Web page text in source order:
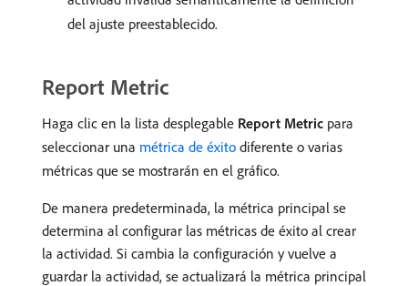
del ajuste preestablecido.
Report Metric
Haga clic en la lista desplegable Report Metric para
seleccionar una métrica de éxito diferente o varias
métricas que se mostrarán en el gráfico.
De manera predeterminada, la métrica principal se
determina al configurar las métricas de éxito al crear
la actividad. Si cambia la configuración y vuelve a
guardar la actividad, se actualizará la métrica principal